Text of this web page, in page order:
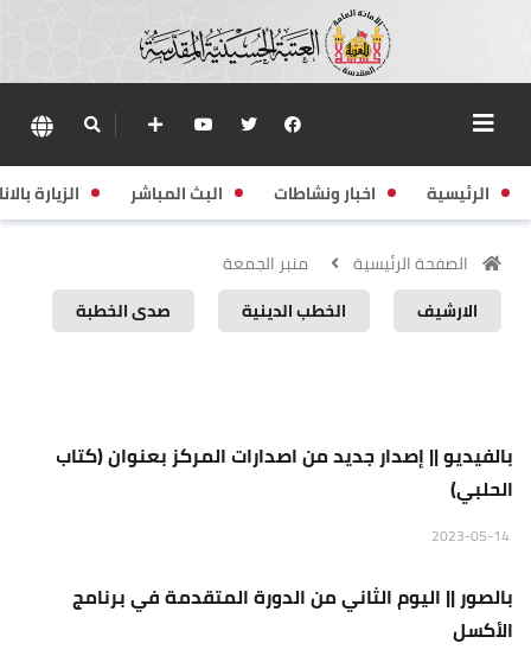
الرئيسية اخبار ونشاطات البث المباشر الزيارة
الصفحة الرئيسية
منبر الجمعة
الارشيف
الخطب الدينية صدى الخطبة
بالفيديو || إصدار جديد من اصدارات المركز بعنوان (كتاب
الحلبي)
منبر الجمعة
بالصور || اليوم الثاني من الدورة المتقدمة في برنامج
الأكسل